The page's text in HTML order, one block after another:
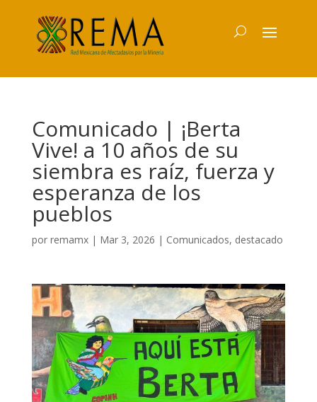
Comunicado | ¡Berta
Vive! a 10 años de su
siembra es raíz, fuerza y
esperanza de los
pueblos
por remamx| Mar 3, 2026 | Comunicados, destacado